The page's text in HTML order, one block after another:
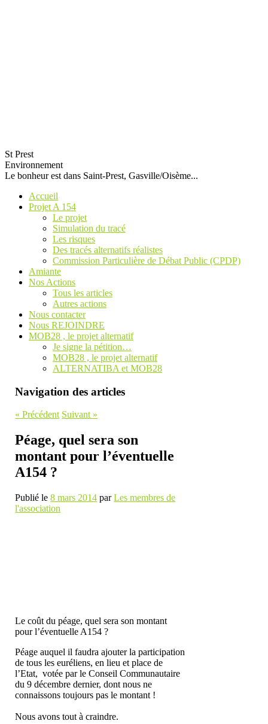
St Prest
Environnement
Le bonheur est dans Saint-Prest, Gasville/Oisème...
Accueil
Projet A 154
Le projet
Simulation du tracé
Les risques
Des tracés alternatifs réalistes
Commission Particulière de Débat Public (CPDP)
Amiante
Nos Actions
Tous les articles
Autres actions
Nous contacter
Nous REJOINDRE
MOB28 , le projet alternatif
Je signe la pétition…
MOB28 , le projet alternatif
ALTERNATIBA et MOB28
Navigation des articles
« Précédent Suivant »
Péage, quel sera son
montant pour l’éventuelle
A154 ?
Publié le8 mars 2014 parLes membres de
l'association
Le coût du péage, quel sera son montant
pour l’éventuelle A154 ?
Péage auquel il faudra ajouter la participation
de tous les euréliens, en lieu et place de
l’Etat, votée par le Conseil Communautaire
du 9 décembre dernier, dont nous ne
connaissons toujours pas le montant !
Nous avons tout à craindre.